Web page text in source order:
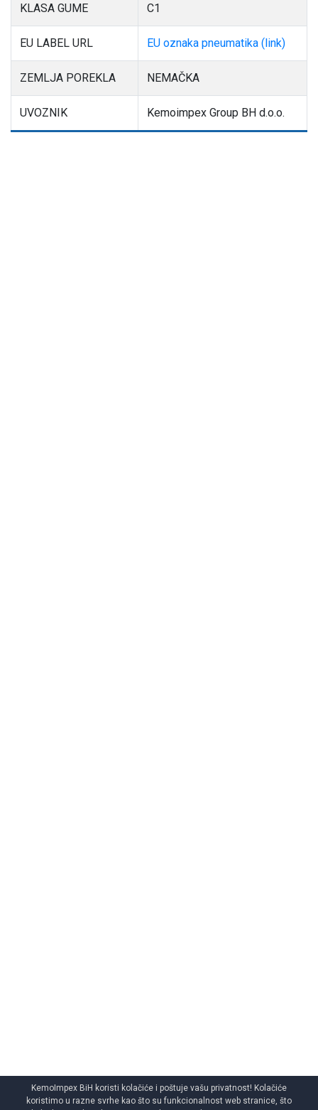
KLASA GUME C1
EU LABEL URL EU oznaka pneumatika (link)
ZEMLJA POREKLA NEMAČKA
UVOZNIK Kemoimpex Group BH d.o.o.
KemoImpex BiH koristi kolačiće i poštuje vašu privatnost! Kolačiće
koristimo u razne svrhe kao što su funkcionalnost web stranice, što